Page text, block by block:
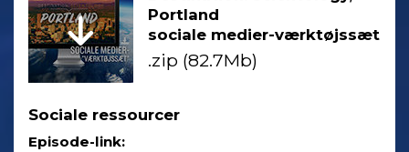
Portland
sociale medier-værktøjssæt
.zip (82.7Mb)
Sociale ressourcer
Episode-link: